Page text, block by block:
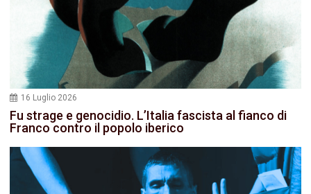
16 Luglio 2026
Fu strage e genocidio. L’Italia fascista al fianco di
Franco contro il popolo iberico